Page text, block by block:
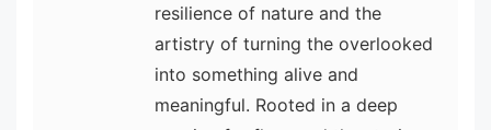
resilience of nature and the
artistry of turning the overlooked
into something alive and
meaningful. Rooted in a deep